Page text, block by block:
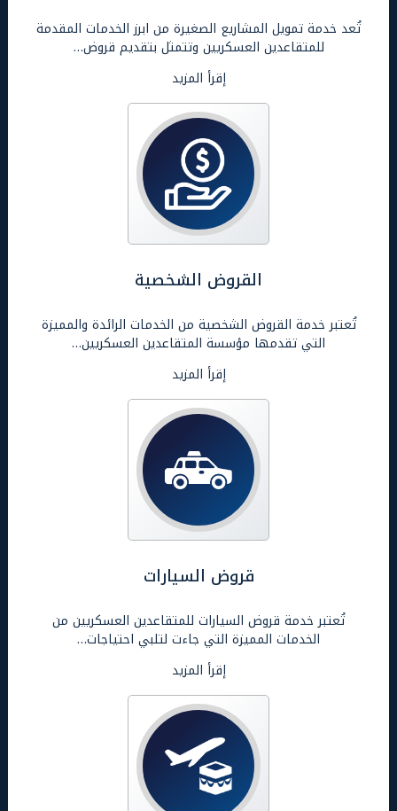
تُعد خدمة تمويل المشاريع الصغيرة من ابرز الخدمات المقدمة
للمتقاعدين العسكريين وتتمثل بتقديم قروض…
إقرأ المزيد
القروض الشخصية
تُعتبر خدمة القروض الشخصية من الخدمات الرائدة والمميزة
التي تقدمها مؤسسة المتقاعدين العسكريين…
إقرأ المزيد
قروض السيارات
تُعتبر خدمة قروض السيارات للمتقاعدين العسكريين من
الخدمات المميزة التي جاءت لتلبي احتياجات…
إقرأ المزيد